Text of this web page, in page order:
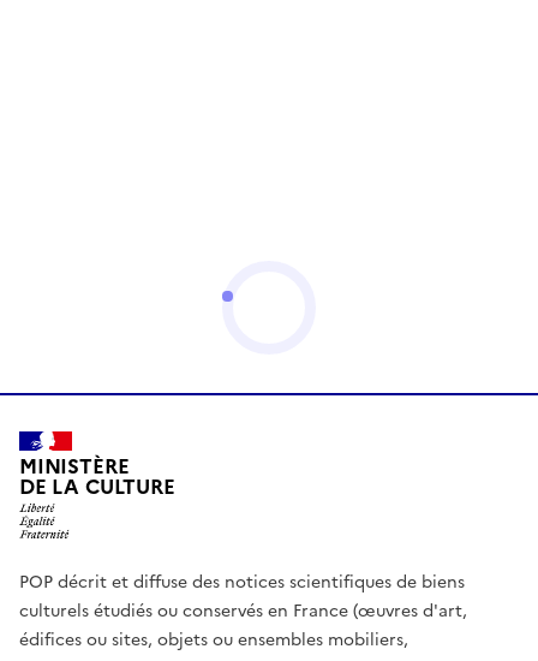
MINISTÈRE
DE LA CULTURE
POP décrit et diffuse des notices scientifiques de biens
culturels étudiés ou conservés en France (œuvres d'art,
édifices ou sites, objets ou ensembles mobiliers,